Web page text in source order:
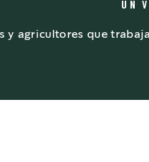
UN
y agricultores que